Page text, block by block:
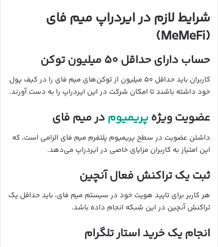
شرایط لازم در ایردراپ میم فای
(MeMeFi)
حساب دارای حداقل ۵۰ میلیون توکن
کاربران باید حداقل ۵۰ میلیون از توکن‌های میم فای را در کیف پول
خود داشته باشند تا امکان شرکت در این ایردراپ را به دست آورند.
عضویت ویژهپریمیومدر میم فای
داشتن عضویت در سطح پریمیوم پلتفرم میم فای الزامی است، که
این امتیاز به کاربران مزایای خاصی در ایردراپ می‌دهد.
ثبت یک تراکنش فعال آنچین
هر کاربر برای تایید هویت خود در سیستم میم فای، باید حداقل یک
تراکنش آنچین در این شبکه انجام داده باشد.
انجام یک خرید استار تلگرام